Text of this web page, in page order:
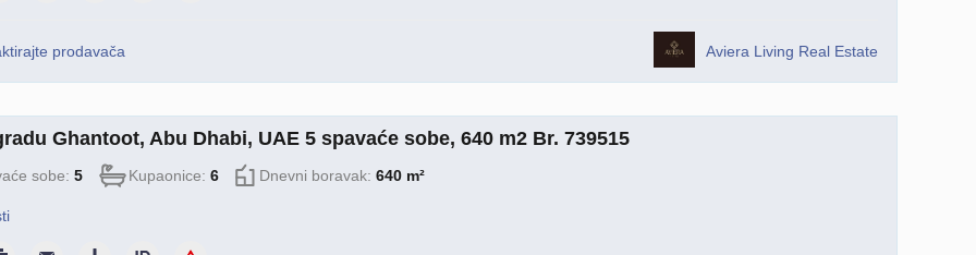
prodavača Aviera Living Real Estate
Ghantoot, Abu Dhabi, UAE 5 spavaće sobe, 640 m2 Br. 739515
sobe: 5 Kupaonice: 6 Dnevni boravak: 640 m²